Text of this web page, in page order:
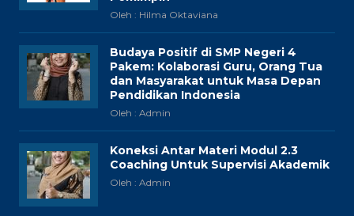
Oleh : Hilma Oktaviana
Budaya Positif di SMP Negeri 4
Pakem: Kolaborasi Guru, Orang Tua
dan Masyarakat untuk Masa Depan
Pendidikan Indonesia
Oleh : Admin
Koneksi Antar Materi Modul 2.3
Coaching Untuk Supervisi Akademik
Oleh : Admin